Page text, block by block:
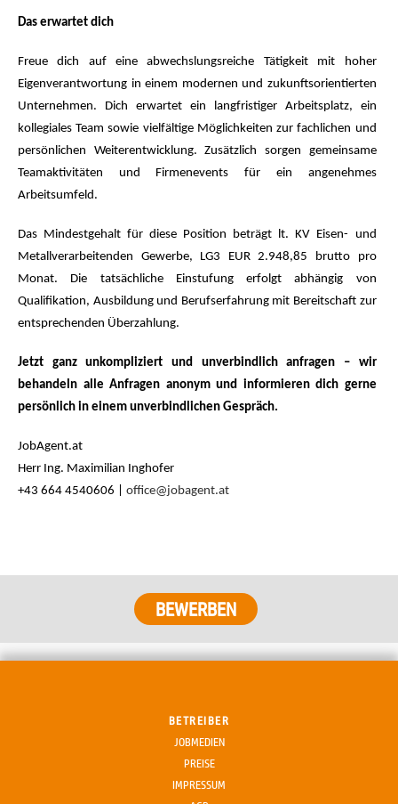
Das erwartet dich
Freue dich auf eine abwechslungsreiche Tätigkeit mit hoher
Eigenverantwortung in einem modernen und zukunftsorientierten
Unternehmen. Dich erwartet ein langfristiger Arbeitsplatz, ein
kollegiales Team sowie vielfältige Möglichkeiten zur fachlichen und
persönlichen Weiterentwicklung. Zusätzlich sorgen gemeinsame
Teamaktivitäten und Firmenevents für ein angenehmes
Arbeitsumfeld.
Das Mindestgehalt für diese Position beträgt lt. KV Eisen- und
Metallverarbeitenden Gewerbe, LG3 EUR 2.948,85 brutto pro
Monat. Die tatsächliche Einstufung erfolgt abhängig von
Qualifikation, Ausbildung und Berufserfahrung mit Bereitschaft zur
entsprechenden Überzahlung.
Jetzt ganz unkompliziert und unverbindlich anfragen – wir
behandeln alle Anfragen anonym und informieren dich gerne
persönlich in einem unverbindlichen Gespräch.
JobAgent.at
Herr Ing. Maximilian Inghofer
+43 664 4540606 | office@jobagent.at
BEWERBEN
BETREIBER
JOBMEDIEN
PREISE
IMPRESSUM